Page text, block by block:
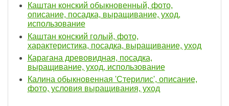
Каштан конский обыкновенный, фото,
описание, посадка, выращивание, уход,
использование
Каштан конский голый, фото,
характеристика, посадка, выращивание, уход
Карагана древовидная, посадка,
выращивание, уход, использование
Калина обыкновенная 'Стерилис', описание,
фото, условия выращивания, уход